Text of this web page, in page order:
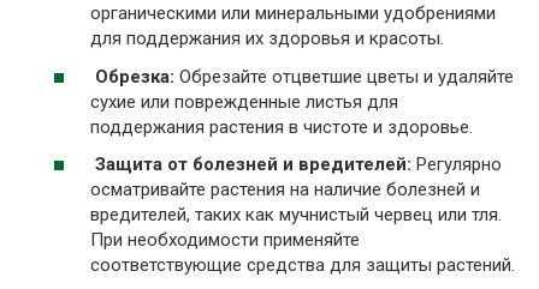
органическими или минеральными удобрениями
для поддержания их здоровья и красоты.
Обрезка: Обрезайте отцветшие цветы и удаляйте
сухие или поврежденные листья для
поддержания растения в чистоте и здоровье.
Защита от болезней и вредителей: Регулярно
осматривайте растения на наличие болезней и
вредителей, таких как мучнистый червец или тля.
При необходимости применяйте
соответствующие средства для защиты растений.